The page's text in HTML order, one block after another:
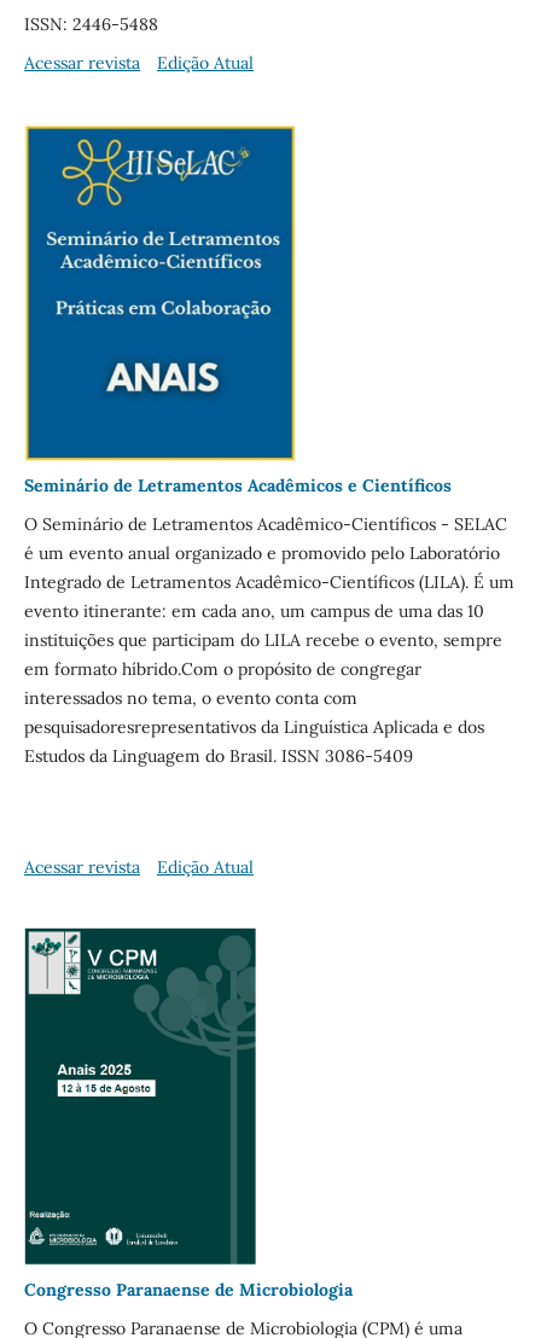
ISSN: 2446-5488
Acessar revista
Edição Atual
Seminário de Letramentos Acadêmicos e Científicos
O Seminário de Letramentos Acadêmico-Científicos - SELAC
é um evento anual organizado e promovido pelo Laboratório
Integrado de Letramentos Acadêmico-Científicos (LILA). É um
evento itinerante: em cada ano, um campus de uma das 10
instituições que participam do LILA recebe o evento, sempre
em formato híbrido.Com o propósito de congregar
interessados no tema, o evento conta com
pesquisadoresrepresentativos da Linguística Aplicada e dos
Estudos da Linguagem do Brasil. ISSN 3086-5409
Acessar revista Edição Atual
Congresso Paranaense de Microbiologia
O Congresso Paranaense de Microbiologia (CPM) é uma